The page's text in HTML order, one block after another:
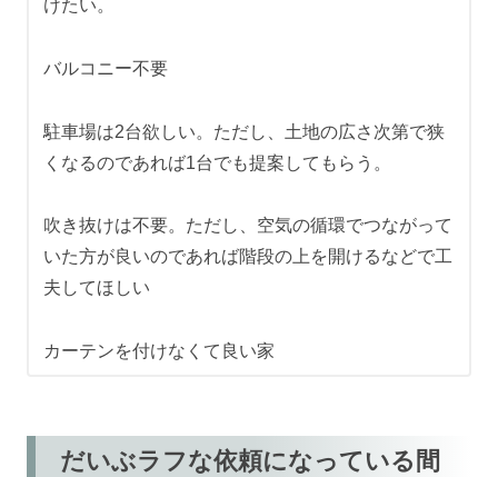
けたい。
バルコニー不要
駐車場は2台欲しい。ただし、土地の広さ次第で狭
くなるのであれば1台でも提案してもらう。
吹き抜けは不要。ただし、空気の循環でつながって
いた方が良いのであれば階段の上を開けるなどで工
夫してほしい
カーテンを付けなくて良い家
だいぶラフな依頼になっている間